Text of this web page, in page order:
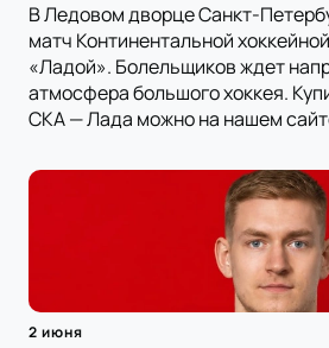
В Ледовом дворце Санкт-
матч Континентальной
«Ладой». Болельщиков ждет
атмосфера большого хоккея.
СКА — Лада можно на нашем
2 июня